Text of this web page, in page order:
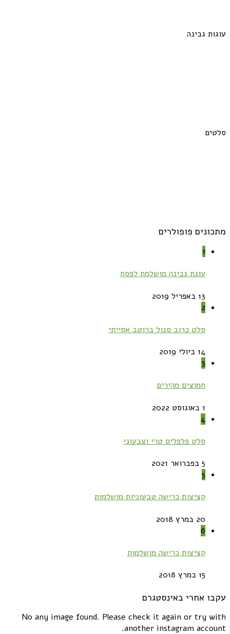
עוגות גבינה
סלטים
מתכונים פופולרים
1
עוגת גבינה מושלמת לפסח
13 באפריל 2019
2
סלט כרוב סגול ברוטב אסייתי
14 ביולי 2019
3
חמוצים מהירים
1 באוגוסט 2022
4
סלט פלפלים טרי וצבעוני
5 בפברואר 2021
5
קציצות כרישה טבעוניות מושלמות
20 במרץ 2018
6
קציצות כרישה מושלמות
15 במרץ 2018
עקבו אחרי באינסטגרם
No any image found. Please check it again or try with
another instagram account.